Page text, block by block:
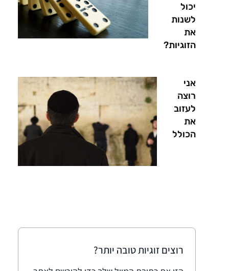
יכול
לשנות
את
הזוגיות?
אני
רוצה
לעזוב
את
הכולל
רוצים זוגיות טובה יותר?